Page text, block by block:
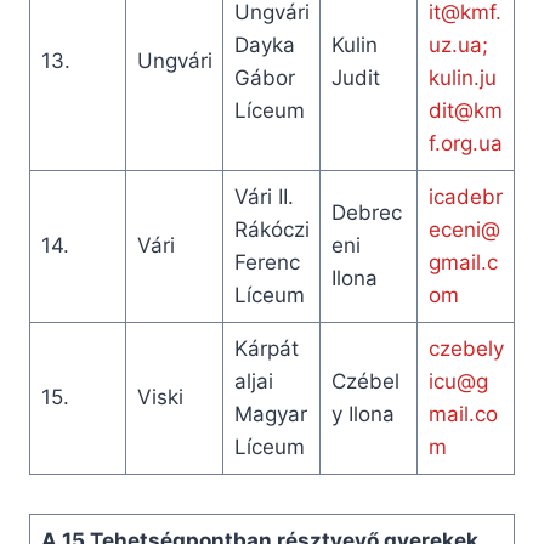
13. Ungvári
Ungvári
Dayka
Gábor
Líceum
Kulin
Judit
it@kmf.
uz.ua;
kulin.ju
dit@km
f.org.ua
14. Vári
Vári II.
Rákóczi
Ferenc
Líceum
Debrec
eni
Ilona
icadebr
eceni@
gmail.c
om
15. Viski
Kárpát
aljai
Magyar
Líceum
Czébel
y Ilona
czebely
icu@g
mail.co
m